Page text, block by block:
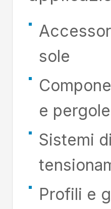
sole
e pergole
Sistemi di
Profili e